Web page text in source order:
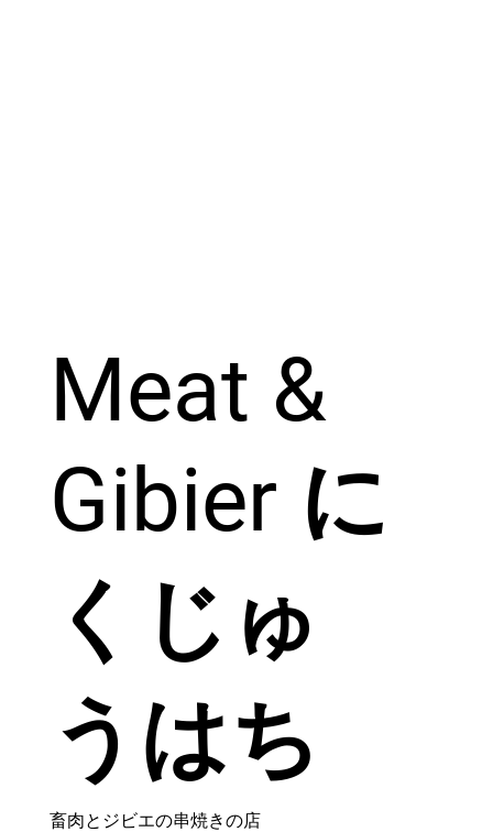
Meat &
Gibier に
くじゅ
うはち
​畜肉とジビエの串焼きの店